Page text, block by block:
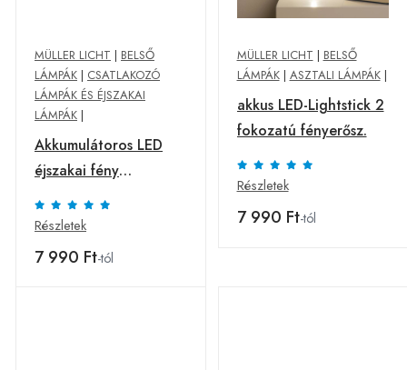
MÜLLER LICHT | BELSŐ
LÁMPÁK | CSATLAKOZÓ
LÁMPÁK ÉS ÉJSZAKAI
LÁMPÁK |
Akkumulátoros LED
éjszakai fény
Nightlight érz.
Részletek
7 990 Ft-tól
MÜLLER LICHT | BELSŐ
LÁMPÁK| ASZTALI LÁMPÁK|
akkus LED-Lightstick 2
fokozatú fényerősz.
Részletek
7 990 Ft-tól